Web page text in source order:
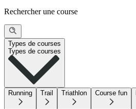
Rechercher une course
Types de courses
Types de courses
Running Trail Triathlon Course fun